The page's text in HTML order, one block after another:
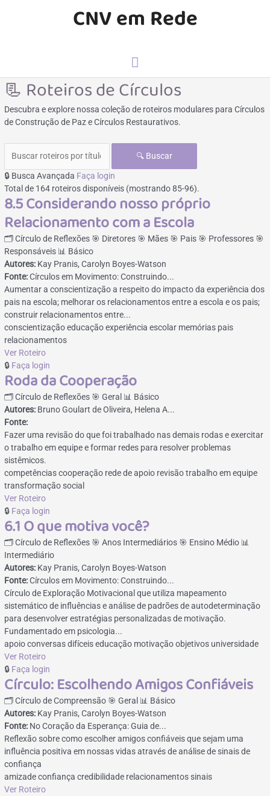
CNV em Rede
Menu
principal
📃 Roteiros de Círculos
Descubra e explore nossa coleção de roteiros modulares para Círculos
de Construção de Paz e Círculos Restaurativos.
🔍 Buscar
🔒 Busca Avançada Faça login
Total de 164 roteiros disponíveis (mostrando 85-96).
8.5 Considerando nosso próprio
Relacionamento com a Escola
🗂️ Círculo de Reflexões 🎯 Diretores 🎯 Mães 🎯 Pais 🎯 Professores 🎯
Responsáveis 📊 Básico
Autores: Kay Pranis, Carolyn Boyes-Watson
Fonte: Círculos em Movimento: Construindo...
Aumentar a conscientização a respeito do impacto da experiência dos
pais na escola; melhorar os relacionamentos entre a escola e os pais;
construir relacionamentos entre...
conscientização educação experiência escolar memórias pais
relacionamentos
Ver Roteiro
🔒 Faça login
Roda da Cooperação
🗂️ Círculo de Reflexões 🎯 Geral 📊 Básico
Autores: Bruno Goulart de Oliveira, Helena A...
Fonte:
Fazer uma revisão do que foi trabalhado nas demais rodas e exercitar
o trabalho em equipe e formar redes para resolver problemas
sistêmicos.
competências cooperação rede de apoio revisão trabalho em equipe
transformação social
Ver Roteiro
🔒 Faça login
6.1 O que motiva você?
🗂️ Círculo de Reflexões 🎯 Anos Intermediários 🎯 Ensino Médio 📊
Intermediário
Autores: Kay Pranis, Carolyn Boyes-Watson
Fonte: Círculos em Movimento: Construindo...
Círculo de Exploração Motivacional que utiliza mapeamento
sistemático de influências e análise de padrões de autodeterminação
para desenvolver estratégias personalizadas de motivação.
Fundamentado em psicologia...
apoio conversas difíceis educação motivação objetivos universidade
Ver Roteiro
🔒 Faça login
Círculo: Escolhendo Amigos Confiáveis
🗂️ Círculo de Compreensão 🎯 Geral 📊 Básico
Autores: Kay Pranis, Carolyn Boyes-Watson
Fonte: No Coração da Esperança: Guia de...
Reflexão sobre como escolher amigos confiáveis que sejam uma
influência positiva em nossas vidas através de análise de sinais de
confiança
amizade confiança credibilidade relacionamentos sinais
Ver Roteiro